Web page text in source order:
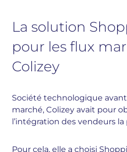
La solution
pour les flux
Colizey
Société technologique
marché, Colizey avait pour
l’intégration des vendeurs
Pour cela, elle a choisi